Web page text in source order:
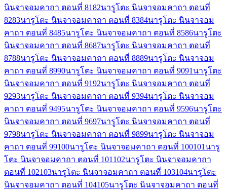
นินจาจอมคาถา ตอนที่ 8182นารูโตะ นินจาจอมคาถา ตอนที่
8283นารูโตะ นินจาจอมคาถา ตอนที่ 8384นารูโตะ นินจาจอม
คาถา ตอนที่ 8485นารูโตะ นินจาจอมคาถา ตอนที่ 8586นารูโตะ
นินจาจอมคาถา ตอนที่ 8687นารูโตะ นินจาจอมคาถา ตอนที่
8788นารูโตะ นินจาจอมคาถา ตอนที่ 8889นารูโตะ นินจาจอม
คาถา ตอนที่ 8990นารูโตะ นินจาจอมคาถา ตอนที่ 9091 นารูโตะ
นินจาจอมคาถา ตอนที่ 9192นารูโตะ นินจาจอมคาถา ตอนที่
9293นารูโตะ นินจาจอมคาถา ตอนที่ 9394นารูโตะ นินจาจอม
คาถา ตอนที่ 9495นารูโตะ นินจาจอมคาถา ตอนที่ 9596นารูโตะ
นินจาจอมคาถา ตอนที่ 9697นารูโตะ นินจาจอมคาถา ตอนที่
9798นารูโตะ นินจาจอมคาถา ตอนที่ 9899นารูโตะ นินจาจอม
คาถา ตอนที่ 99100นารูโตะ นินจาจอมคาถา ตอนที่ 100101 นารู
โตะ นินจาจอมคาถา ตอนที่ 101 102นารูโตะ นินจาจอมคาถา
ตอนที่ 102103นารูโตะ นินจาจอมคาถา ตอนที่ 103104นารูโตะ
นินจาจอมคาถา ตอนที่ 104105นารูโตะ นินจาจอมคาถา ตอนที่